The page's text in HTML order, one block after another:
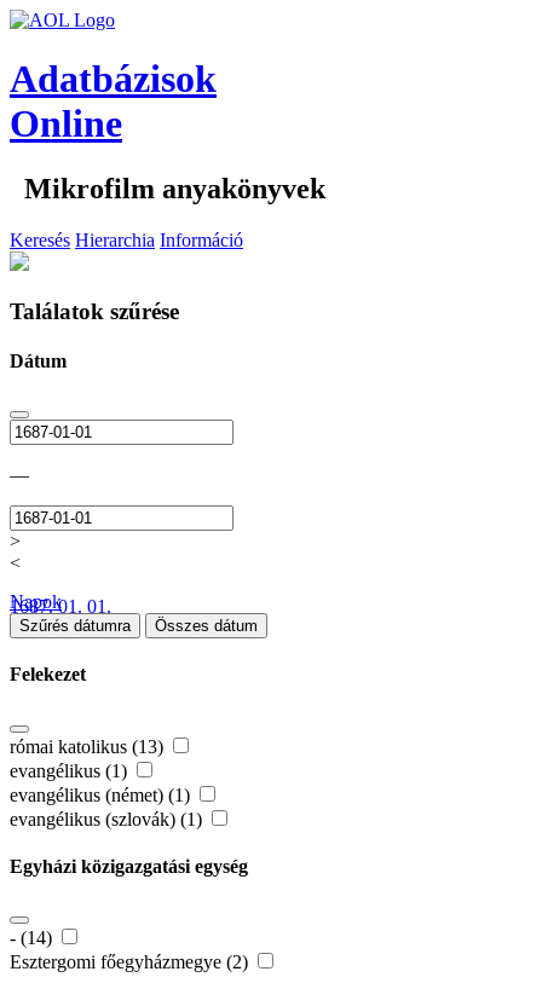
Adatbázisok
Online
Mikrofilm anyakönyvek
Keresés Hierarchia Információ
Találatok szűrése
Dátum
—
>
<
1687. 01. 01.
Napok
Szűrés dátumra Összes dátum
Felekezet
római katolikus (13)
evangélikus (1)
evangélikus (német) (1)
evangélikus (szlovák) (1)
Egyházi közigazgatási egység
- (14)
Esztergomi főegyházmegye (2)